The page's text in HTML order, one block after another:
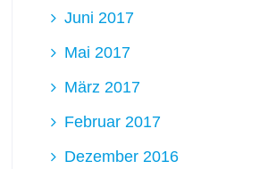
Juni 2017
Mai 2017
März 2017
Februar 2017
Dezember 2016